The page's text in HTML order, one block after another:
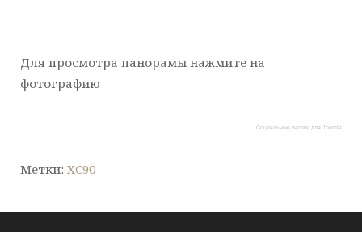
Для просмотра панорамы нажмите на
фотографию
Социальные кнопки для Joomla
Метки: XC90